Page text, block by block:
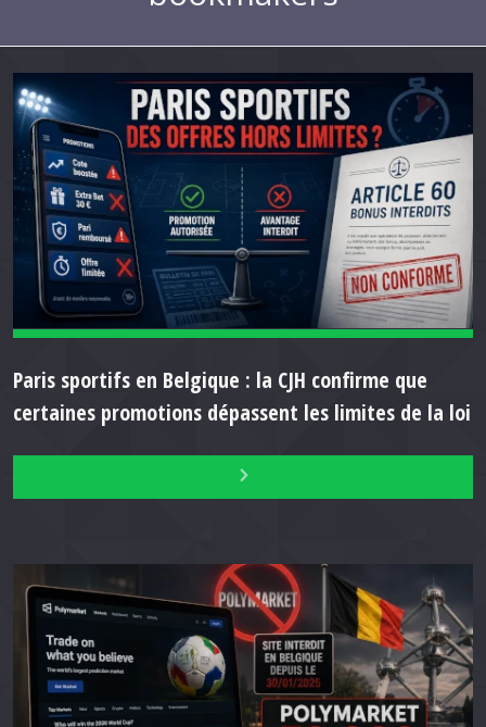
Paris sportifs en Belgique : la CJH confirme que
certaines promotions dépassent les limites de la loi